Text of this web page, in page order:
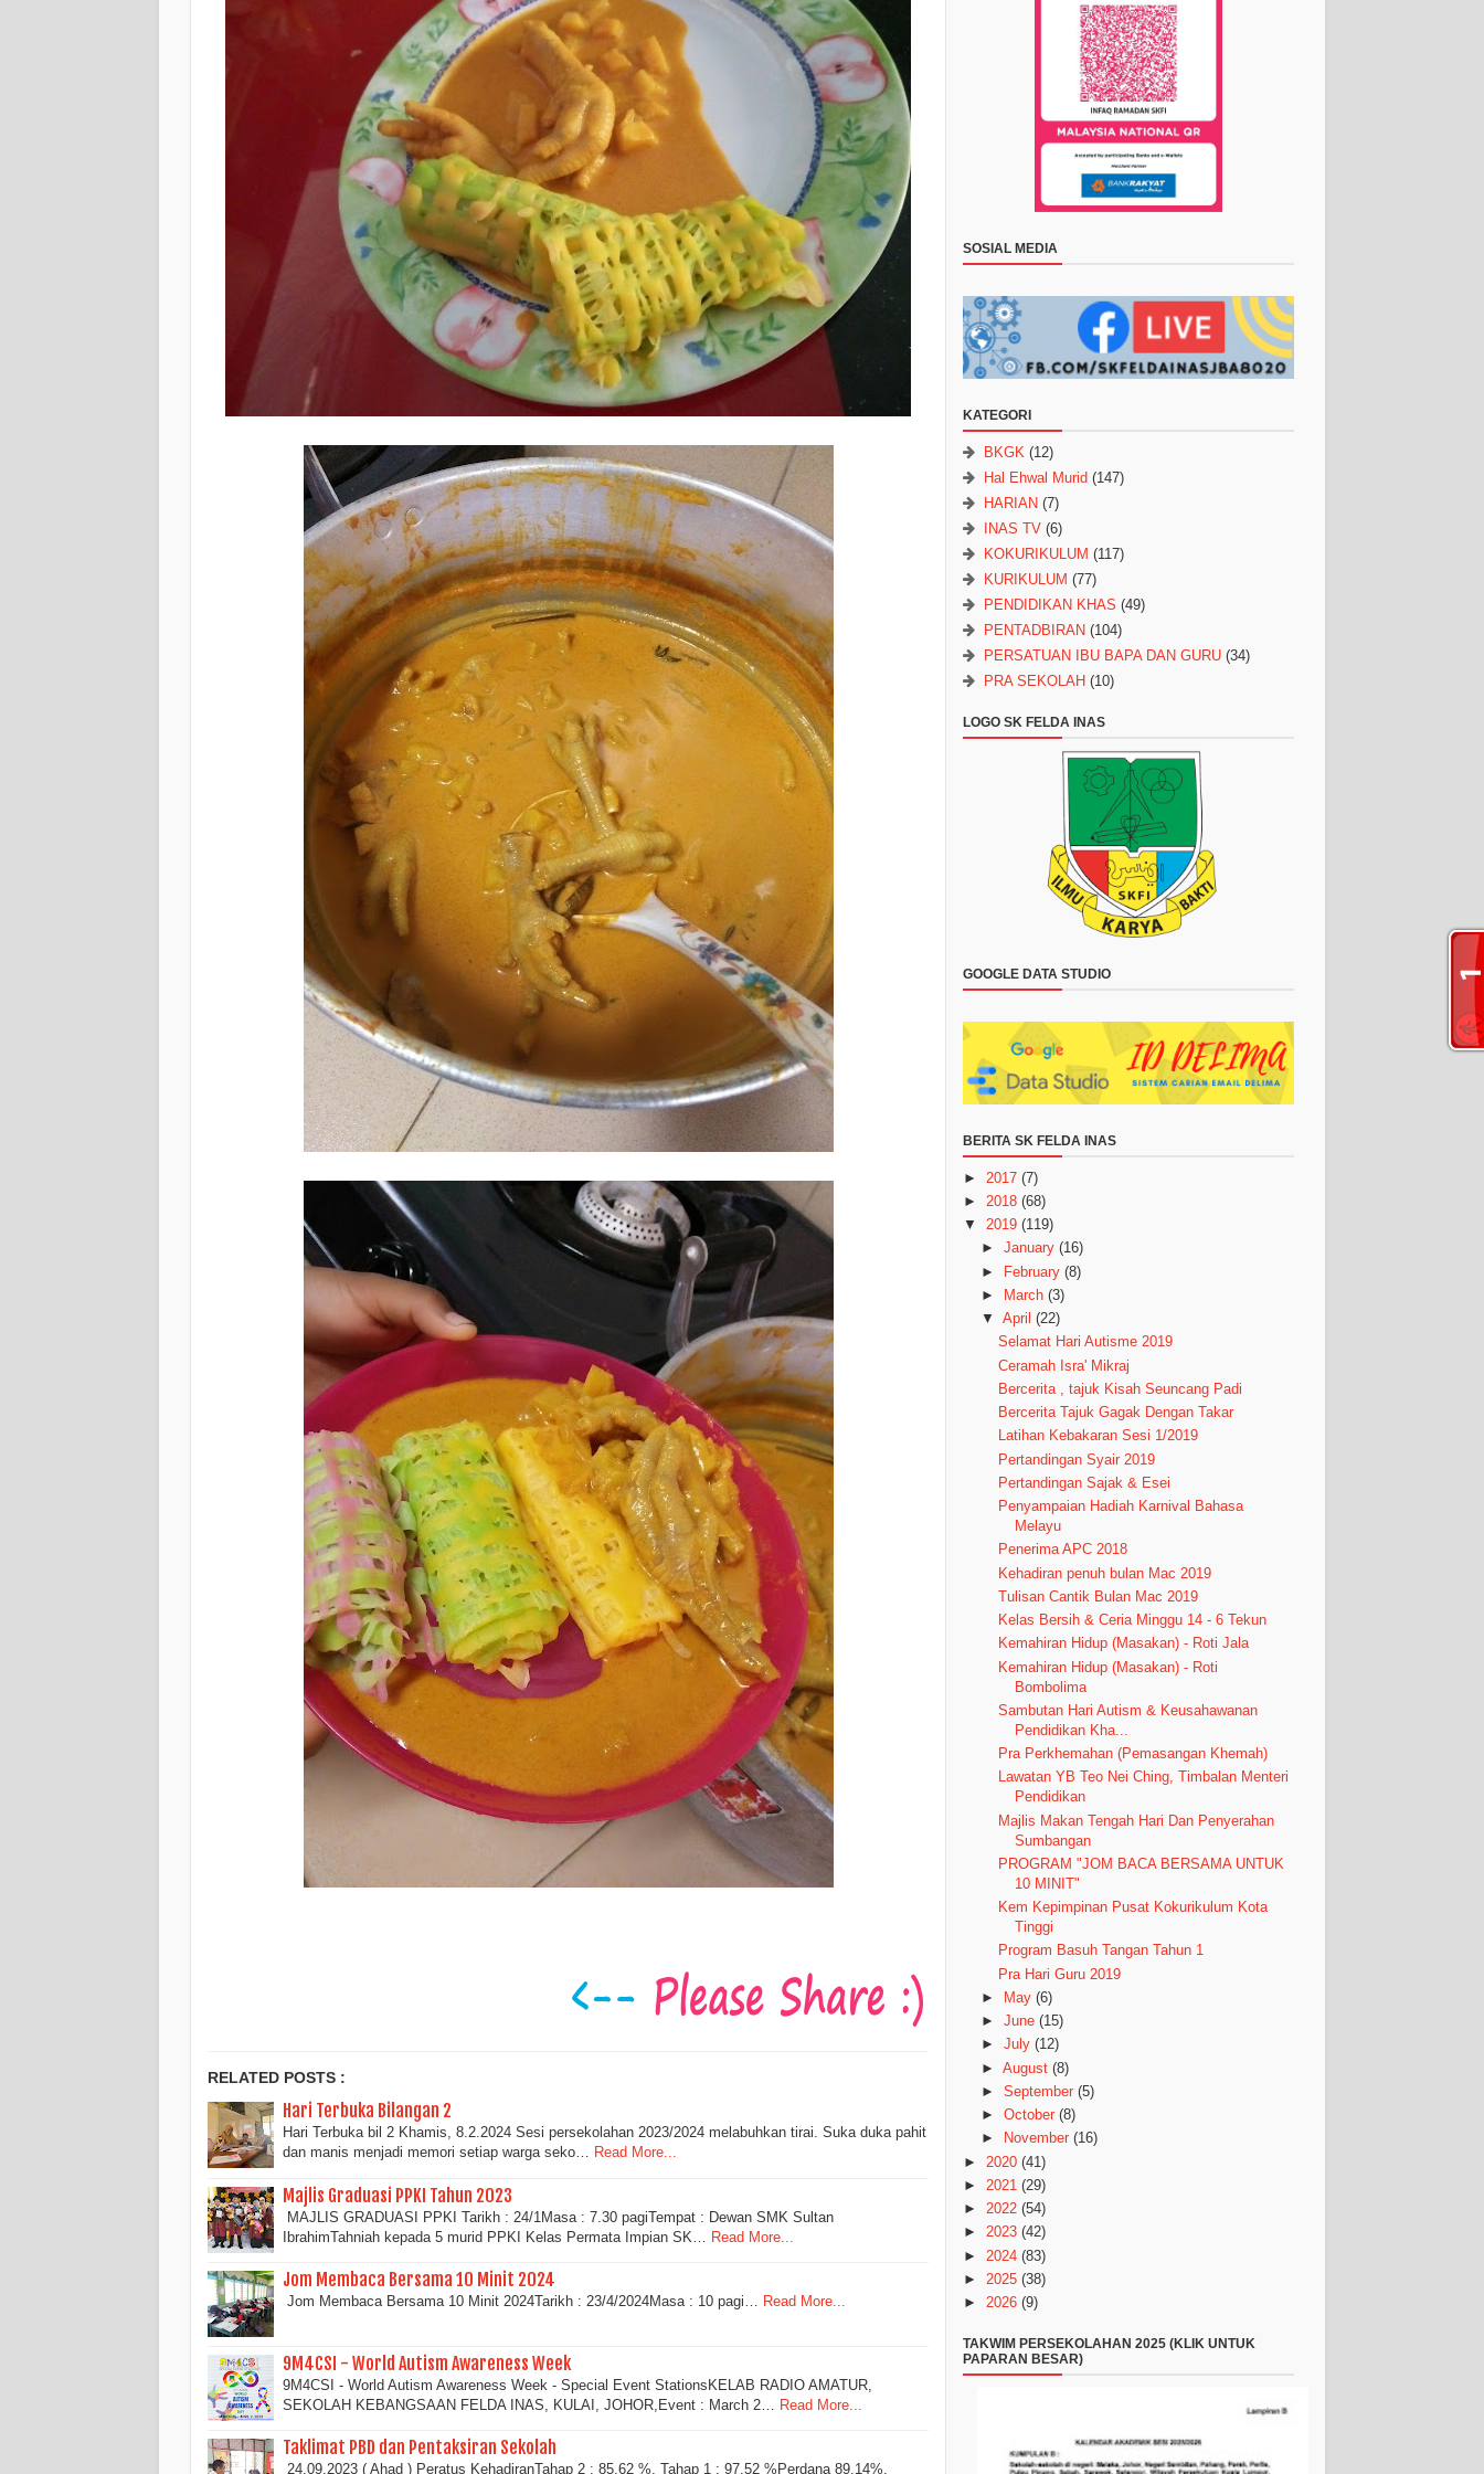
RELATED POSTS :
Hari Terbuka Bilangan 2
Hari Terbuka bil 2 Khamis, 8.2.2024 Sesi persekolahan 2023/2024 melabuhkan tirai. Suka duka pahit
dan manis menjadi memori setiap warga seko… Read More...
Majlis Graduasi PPKI Tahun 2023
MAJLIS GRADUASI PPKI Tarikh : 24/1Masa : 7.30 pagiTempat : Dewan SMK Sultan
IbrahimTahniah kepada 5 murid PPKI Kelas Permata Impian SK…
Read More...
Jom Membaca Bersama 10 Minit 2024
Jom Membaca Bersama 10 Minit 2024Tarikh : 23/4/2024Masa : 10 pagi… Read More...
9M4CSI - World Autism Awareness Week
9M4CSI - World Autism Awareness Week - Special Event StationsKELAB RADIO AMATUR,
SEKOLAH KEBANGSAAN FELDA INAS, KULAI, JOHOR,Event : March 2… Read More...
Taklimat PBD dan Pentaksiran Sekolah
24.09.2023 ( Ahad ) Peratus KehadiranTahap 2 : 85.62 %. Tahap 1 : 97.52 %Perdana 89.14%.
SOSIAL MEDIA
KATEGORI
BKGK (12)
Hal Ehwal Murid (147)
HARIAN (7)
INAS TV (6)
KOKURIKULUM (117)
KURIKULUM (77)
PENDIDIKAN KHAS (49)
PENTADBIRAN (104)
PERSATUAN IBU BAPA DAN GURU (34)
PRA SEKOLAH (10)
LOGO SK FELDA INAS
GOOGLE DATA STUDIO
BERITA SK FELDA INAS
► 2017 (7)
► 2018 (68)
▼
2019 (119)
► January (16)
► February (8)
►
March (3)
▼
April (22)
Selamat Hari Autisme 2019
Ceramah Isra' Mikraj
Bercerita , tajuk Kisah Seuncang Padi
Bercerita Tajuk Gagak Dengan Takar
Latihan Kebakaran Sesi 1/2019
Pertandingan Syair 2019
Pertandingan Sajak & Esei
Penyampaian Hadiah Karnival Bahasa
Melayu
Penerima APC 2018
Kehadiran penuh bulan Mac 2019
Tulisan Cantik Bulan Mac 2019
Kelas Bersih & Ceria Minggu 14 - 6 Tekun
Kemahiran Hidup (Masakan) - Roti Jala
Kemahiran Hidup (Masakan) - Roti
Bombolima
Sambutan Hari Autism & Keusahawanan
Pendidikan Kha...
Pra Perkhemahan (Pemasangan Khemah)
Lawatan YB Teo Nei Ching, Timbalan Menteri
Pendidikan
Majlis Makan Tengah Hari Dan Penyerahan
Sumbangan
PROGRAM "JOM BACA BERSAMA UNTUK
10 MINIT"
Kem Kepimpinan Pusat Kokurikulum Kota
Tinggi
Program Basuh Tangan Tahun 1
Pra Hari Guru 2019
►
May (6)
► June (15)
► July (12)
► August (8)
► September (5)
► October (8)
►
November (16)
► 2020 (41)
► 2021 (29)
► 2022 (54)
► 2023 (42)
► 2024 (83)
► 2025 (38)
► 2026 (9)
TAKWIM PERSEKOLAHAN 2025 (KLIK UNTUK
PAPARAN BESAR)